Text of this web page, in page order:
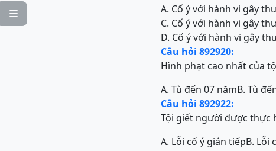

A. Cố ý với hành vi gây
C. Cố ý với hành vi gây
D. Cố ý với hành vi gây
Câu hỏi 892920:
Hình phạt cao nhất của
A. Tù đến 07 nămB. Tù
Câu hỏi 892922:
Tội giết người được thực
A. Lỗi cố ý gián tiếpB. Lỗi